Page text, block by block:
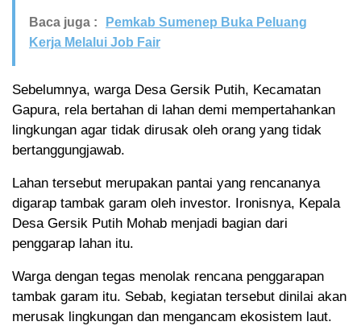
Baca juga :
Pemkab Sumenep Buka Peluang
Kerja Melalui Job Fair
Sebelumnya, warga Desa Gersik Putih, Kecamatan
Gapura, rela bertahan di lahan demi mempertahankan
lingkungan agar tidak dirusak oleh orang yang tidak
bertanggungjawab.
Lahan tersebut merupakan pantai yang rencananya
digarap tambak garam oleh investor. Ironisnya, Kepala
Desa Gersik Putih Mohab menjadi bagian dari
penggarap lahan itu.
Warga dengan tegas menolak rencana penggarapan
tambak garam itu. Sebab, kegiatan tersebut dinilai akan
merusak lingkungan dan mengancam ekosistem laut.